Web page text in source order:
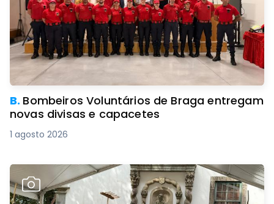
B. Bombeiros Voluntários de Braga entregam
novas divisas e capacetes
1 agosto 2026